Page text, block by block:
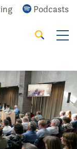
Podcasts
Zoeken